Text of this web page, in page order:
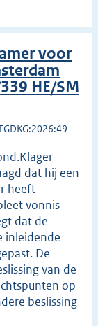
voor
HE/SM
dat hij een
heeft
vonnis
dat de
inleidende
De
van de
op
beslissing